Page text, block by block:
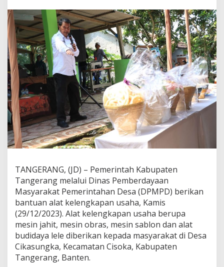
o
d
a
E
k
o
o
s
y
a
r
a
t
,
D
P
M
P
D
K
a
b
TANGERANG, (JD) – Pemerintah Kabupaten
Tangerang melalui Dinas Pemberdayaan
Masyarakat Pemerintahan Desa (DPMPD) berikan
bantuan alat kelengkapan usaha, Kamis
(29/12/2023). Alat kelengkapan usaha berupa
mesin jahit, mesin obras, mesin sablon dan alat
budidaya lele diberikan kepada masyarakat di Desa
Cikasungka, Kecamatan Cisoka, Kabupaten
Tangerang, Banten.